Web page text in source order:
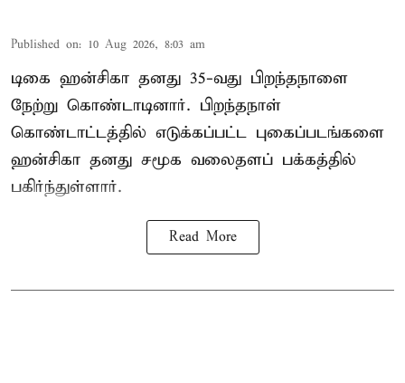
Published on: 10 Aug 2026, 8:03 am
டிகை ஹன்சிகா தனது 35-வது பிறந்தநாளை
நேற்று கொண்டாடினார். பிறந்தநாள்
கொண்டாட்டத்தில் எடுக்கப்பட்ட புகைப்படங்களை
ஹன்சிகா தனது சமூக வலைதளப் பக்கத்தில்
பகிர்ந்துள்ளார்.
Read More